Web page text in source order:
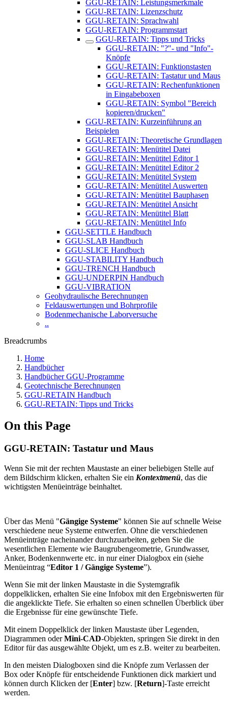
GGU-RETAIN: Leistungsmerkmale
GGU-RETAIN: Lizenzschutz
GGU-RETAIN: Sprachwahl
GGU-RETAIN: Programmstart
GGU-RETAIN: Tipps und Tricks
GGU-RETAIN: "?"- und "Info"-
Knöpfe
GGU-RETAIN: Funktionstasten
GGU-RETAIN: Tastatur und Maus
GGU-RETAIN: Rechenfunktionen
in Eingabeboxen
GGU-RETAIN: Symbol "Bereich
kopieren/drucken"
GGU-RETAIN: Kurzeinführung an
Beispielen
GGU-RETAIN: Theoretische Grundlagen
GGU-RETAIN: Menütitel Datei
GGU-RETAIN: Menütitel Editor 1
GGU-RETAIN: Menütitel Editor 2
GGU-RETAIN: Menütitel System
GGU-RETAIN: Menütitel Auswerten
GGU-RETAIN: Menütitel Bauphasen
GGU-RETAIN: Menütitel Ansicht
GGU-RETAIN: Menütitel Blatt
GGU-RETAIN: Menütitel Info
GGU-SETTLE Handbuch
GGU-SLAB Handbuch
GGU-SLICE Handbuch
GGU-STABILITY Handbuch
GGU-TRENCH Handbuch
GGU-UNDERPIN Handbuch
GGU-VIBRATION
Geohydraulische Berechnungen
Feldauswertungen und Bohrprofile
Bodenmechanische Laborversuche
..
Breadcrumbs
Home
Handbücher
Handbücher GGU-Programme
Geotechnische Berechnungen
GGU-RETAIN Handbuch
GGU-RETAIN: Tipps und Tricks
On this Page
GGU-RETAIN: Tastatur und Maus
Wenn Sie mit der rechten Maustaste an einer beliebigen Stelle auf
dem Bildschirm klicken, erhalten Sie ein Kontextmenü, das die
wichtigsten Menüeinträge beinhaltet.
Über das Menü "Gängige Systeme" können Sie auf schnelle Weise
verschiedene neue Systeme entwerfen. Ohne die verschiedenen
Menüeinträge nacheinander durchzuarbeiten, geben Sie die
wesentlichen Elemente wie Baugrubengeometrie, Grundwasser,
Anker, Bodenkennwerte etc. in nur einer Dialogbox ein (siehe
Menüeintrag “Editor 1 / Gängige Systeme”).
Wenn Sie mit der linken Maustaste in die Systemgrafik
doppelklicken, erhalten Sie eine Infobox mit den Ergebniswerten für
die angeklickte Tiefe. Sie erhalten so einen schnellen Überblick über
die Ergebnisse für eine gewünschte Tiefe.
Mit einem Doppelklick der linken Maustaste über Legenden,
Diagrammen oderMini-CAD-Objekten, springen Sie direkt in den
Editor für das ausgewählte Objekt, um es z.B. weiter zu bearbeiten.
In den meisten Dialogboxen sind die Knöpfe zum Verlassen der
Box oder Knöpfe für entscheidende Funktionen dick markiert und
können durch Klicken der [Enter] bzw. [Return]-Taste erreicht
werden.